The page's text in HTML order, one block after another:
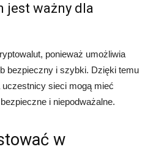
jest ważny dla
ponieważ umożliwia
bezpieczny i szybki. Dzięki temu
sieci mogą mieć
i niepodważalne.
w